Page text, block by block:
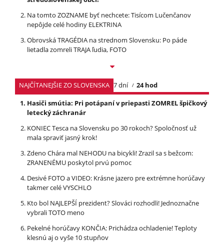
Na tomto ZOZNAME byť nechcete: Tisícom Lučenčanov
nepôjde celé hodiny ELEKTRINA
Obrovská TRAGÉDIA na strednom Slovensku: Po páde
lietadla zomreli TRAJA ľudia, FOTO
NAJČÍTANEJŠIE ZO SLOVENSKA 7 dní
24 hod
Hasiči smútia: Pri potápaní v priepasti ZOMREL špičkový
letecký záchranár
KONIEC Tesca na Slovensku po 30 rokoch? Spoločnosť už
mala spraviť jasný krok!
Zdeno Chára mal NEHODU na bicykli! Zrazil sa s bežcom:
ZRANENÉMU poskytol prvú pomoc
Desivé FOTO a VIDEO: Krásne jazero pre extrémne horúčavy
takmer celé VYSCHLO
Kto bol NAJLEPŠÍ prezident? Slováci rozhodli! Jednoznačne
vybrali TOTO meno
Pekelné horúčavy KONČIA: Prichádza ochladenie! Teploty
klesnú aj o vyše 10 stupňov